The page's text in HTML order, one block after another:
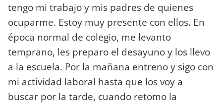
tengo mi trabajo y mis padres de quienes
ocuparme. Estoy muy presente con ellos. En
época normal de colegio, me levanto
temprano, les preparo el desayuno y los llevo
a la escuela. Por la mañana entreno y sigo con
mi actividad laboral hasta que los voy a
buscar por la tarde, cuando retomo la